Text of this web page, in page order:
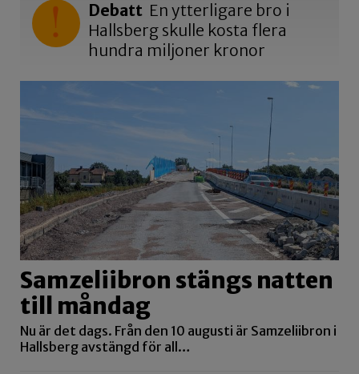
Debatt En ytterligare bro i
Hallsberg skulle kosta flera
hundra miljoner kronor
Samzeliibron stängs natten
till måndag
Nu är det dags. Från den 10 augusti är Samzeliibron i
Hallsberg avstängd för all…